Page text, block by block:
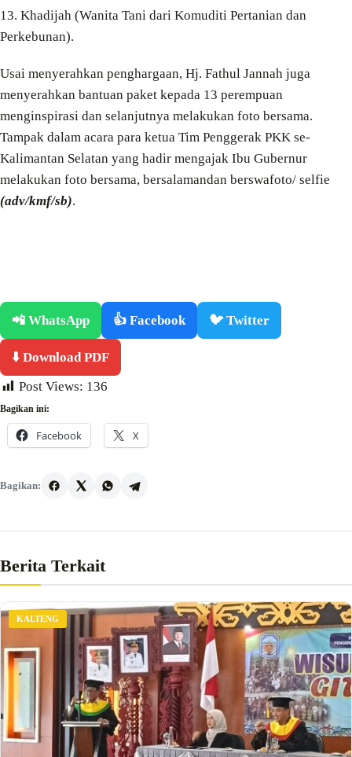
13. Khadijah (Wanita Tani dari Komuditi Pertanian dan
Perkebunan).
Usai menyerahkan penghargaan, Hj. Fathul Jannah juga
menyerahkan bantuan paket kepada 13 perempuan
menginspirasi dan selanjutnya melakukan foto bersama.
Tampak dalam acara para ketua Tim Penggerak PKK se-
Kalimantan Selatan yang hadir mengajak Ibu Gubernur
melakukan foto bersama, bersalamandan berswafoto/ selfie
(adv/kmf/sb).
📲 WhatsApp 👍 Facebook 🐦 Twitter
⬇️ Download PDF
Post Views: 136
Bagikan ini:
Facebook X
Bagikan:
Berita Terkait
KALTENG